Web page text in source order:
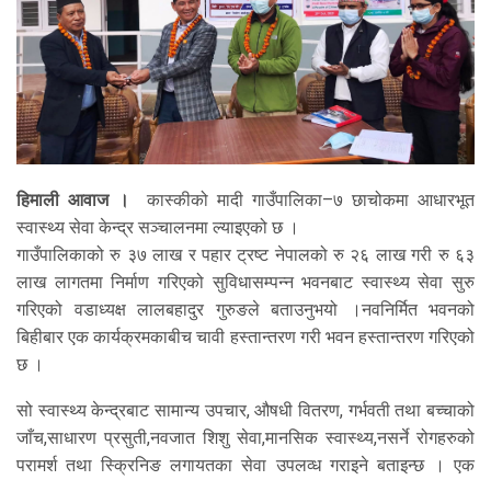
हिमाली आवाज ।
कास्कीको मादी गाउँपालिका–७ छाचोकमा आधारभूत
स्वास्थ्य सेवा केन्द्र सञ्चालनमा ल्याइएको छ ।
गाउँपालिकाको रु ३७ लाख र पहार ट्रष्ट नेपालको रु २६ लाख गरी रु ६३
लाख लागतमा निर्माण गरिएको सुविधासम्पन्न भवनबाट स्वास्थ्य सेवा सुरु
गरिएको वडाध्यक्ष लालबहादुर गुरुङले बताउनुभयो ।नवनिर्मित भवनको
बिहीबार एक कार्यक्रमकाबीच चावी हस्तान्तरण गरी भवन हस्तान्तरण गरिएको
छ ।
सो स्वास्थ्य केन्द्रबाट सामान्य उपचार, औषधी वितरण, गर्भवती तथा बच्चाको
जाँच,साधारण प्रसुती,नवजात शिशु सेवा,मानसिक स्वास्थ्य,नसर्ने रोगहरुको
परामर्श तथा स्क्रिनिङ लगायतका सेवा उपलव्ध गराइने बताइन्छ । एक